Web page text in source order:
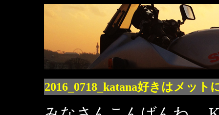
2016_0718_katana好きはメット